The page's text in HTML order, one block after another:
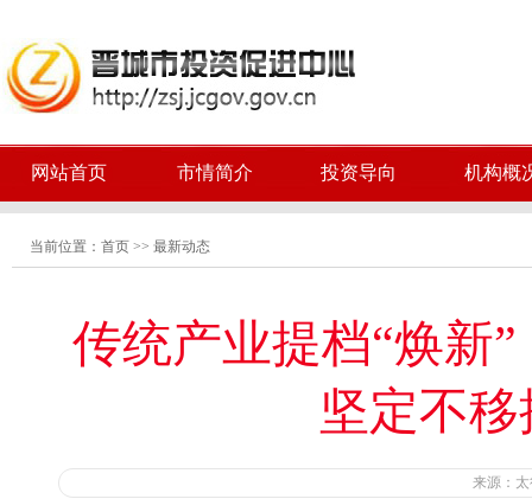
网站首页 市情简介 投资导向 机构概
当前位置： 首页 >> 最新动态
传统产业提档“焕新
坚定不
来源：